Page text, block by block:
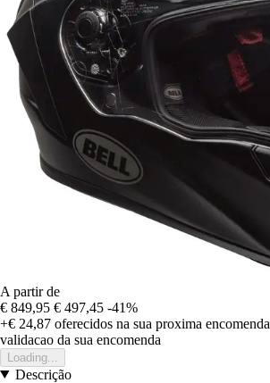
A partir de
€ 849,95 € 497,45 -41%
+€ 24,87 oferecidos na sua proxima encomenda
validacao da sua encomenda
Loading...
Descrição